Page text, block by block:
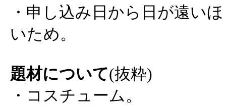
・申し込み日から日が遠い
いため。
題材について(抜粋)
・コスチューム。